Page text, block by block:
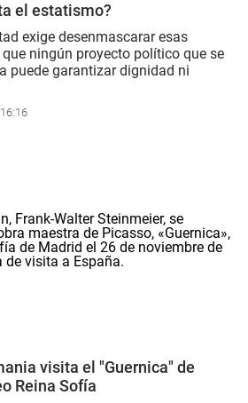
el estatismo?
exige desenmascarar esas
ningún proyecto político que se
puede garantizar dignidad ni
visita el "Guernica" de
Reina Sofía